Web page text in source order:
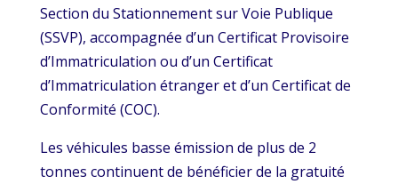
Section du Stationnement sur Voie Publique
(SSVP), accompagnée d’un Certificat Provisoire
d’Immatriculation ou d’un Certificat
d’Immatriculation étranger et d’un Certificat de
Conformité (COC).
Les véhicules basse émission de plus de 2
tonnes continuent de bénéficier de la gratuité